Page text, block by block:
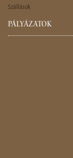
Szállások
PÁLYÁZATOK